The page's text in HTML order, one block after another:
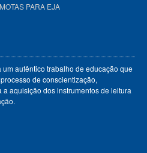
PARA EJA
autêntico trabalho de educação que
de conscientização,
aquisição dos instrumentos de leitura